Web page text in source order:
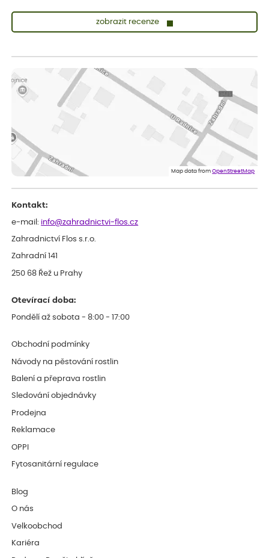
zobrazit recenze
Doporučuji. Naprostá spokojenost.
Marcela
ověřený nákup
Jsem spokojená a budu vás doporučovat.
Vratislav
Spokojenost rostlina dorazila vpořádku
Map data fromOpenStreetMap
Kontakt:
e-mail: info@zahradnictvi-flos.cz
Zahradnictví Flos s.r.o.
Zahradní 141
250 68 Řež u Prahy
Otevírací doba:
Pondělí až sobota - 8:00 - 17:00
Obchodní podmínky
Návody na pěstování rostlin
Balení a přeprava rostlin
Sledování objednávky
Prodejna
Reklamace
OPPI
Fytosanitární regulace
Blog
O nás
Velkoobchod
Kariéra